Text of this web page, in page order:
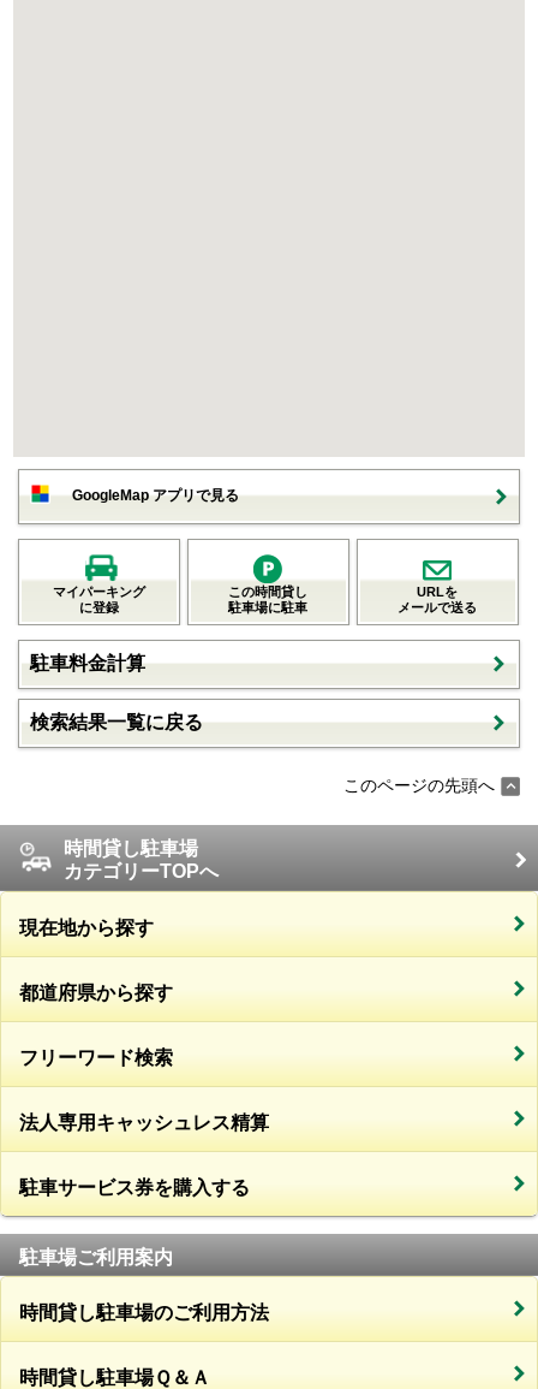
GoogleMap アプリで見る
マイパーキング
に登録
この時間貸し
駐車場に駐車
URLを
メールで送る
駐車料金計算
検索結果一覧に戻る
このページの先頭へ
時間貸し駐車場
カテゴリーTOPへ
現在地から探す
都道府県から探す
フリーワード検索
法人専用キャッシュレス精算
駐車サービス券を購入する
駐車場ご利用案内
時間貸し駐車場のご利用方法
時間貸し駐車場Ｑ＆Ａ